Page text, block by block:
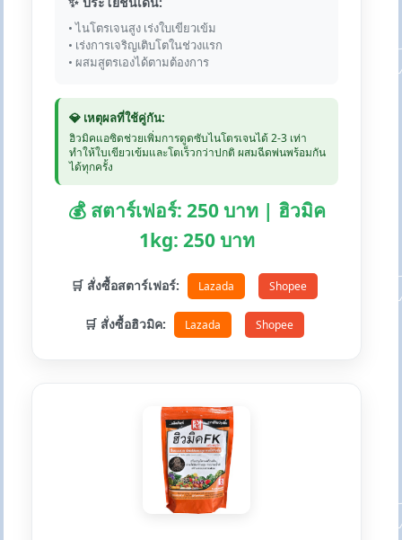
• ไนโตรเจนสูง เร่งใบเขียวเข้ม
• เร่งการเจริญเติบโตในช่วงแรก
• ผสมสูตรเองได้ตามต้องการ
💎 เหตุผลที่ใช้คู่กัน:
ฮิวมิคแอซิดช่วยเพิ่มการดูดซับไนโตรเจนได้ 2-3 เท่า
ทำให้ใบเขียวเข้มและโตเร็วกว่าปกติ ผสมฉีดพ่นพร้อมกัน
ได้ทุกครั้ง
💰 สตาร์เฟอร์: 250 บาท | ฮิวมิค
1kg: 250 บาท
🛒 สั่งซื้อสตาร์เฟอร์: Lazada Shopee
🛒 สั่งซื้อฮิวมิค: Lazada Shopee